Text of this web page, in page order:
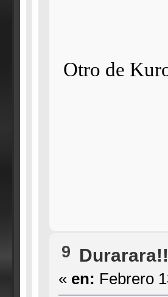
Otro de
9 Durarara!!
« en: Febrero